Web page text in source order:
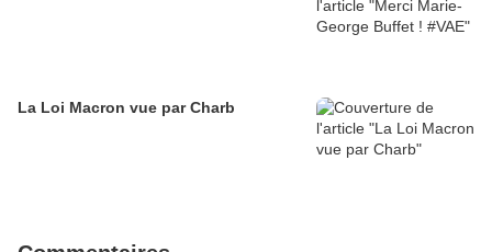
La Loi Macron vue par Charb